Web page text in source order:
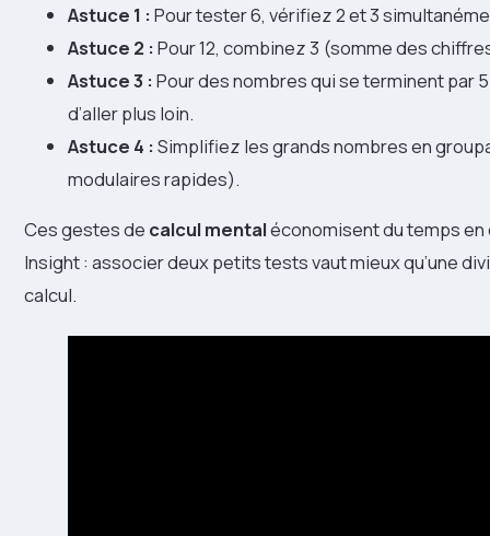
Astuce 1 : Pour tester 6, vérifiez 2 et 3
Astuce 2 : Pour 12, combinez 3 (somme des
Astuce 3 : Pour des nombres qui se terminent par
d’aller plus loin.
Astuce 4 : Simplifiez les grands nombres en
modulaires rapides).
Ces gestes de calcul mentaléconomisent du temps
Insight : associer deux petits tests vaut mieux qu’une
calcul.